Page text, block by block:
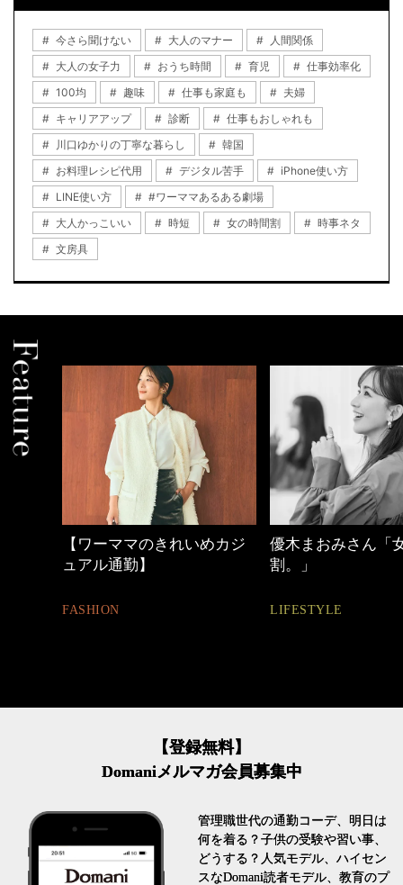
今さら聞けない 大人のマナー
人間関係
大人の女子力
おうち時間 育児
仕事効率化
100均
趣味 仕事も家庭も
夫婦
キャリアアップ
診断
仕事もおしゃれも
川口ゆかりの丁寧な暮らし
韓国
お料理レシピ代用
デジタル苦手
iPhone使い方
LINE使い方
#ワーママあるある劇場
大人かっこいい
時短 女の時間割
時事ネタ
文房具
【ワーママのきれいめカジ
ュアル通勤】
FASHION
優木まおみさん「
割。」
LIFESTYLE
【登録無料】
Domaniメルマガ会員募集中
管理職世代の通勤コーデ、明日は
何を着る？子供の受験や習い事、
どうする？人気モデル、ハイセン
スなDomani読者モデル、教育のプ